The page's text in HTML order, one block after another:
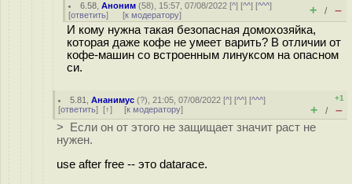
6.58 ,Аноним (58), 15:57, 07/08/2022 [^] [^^] [^^^]
[ответить] [к модератору] + / –
И кому нужна такая безопасная домохозяйка,
которая даже кофе не умеет варить? В отличии от
кофе-машин со встроенным линуксом на опасном
си.
5.81 ,Ананимус (?), 21:05, 07/08/2022 [^] [^^] [^^^]
[ответить] [↑] [к модератору]
+1
+ / –
> Если он от этого не защищает значит раст не
нужен.
use after free -- это datarace.